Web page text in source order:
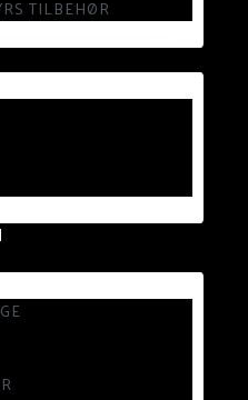
TILBEHØR